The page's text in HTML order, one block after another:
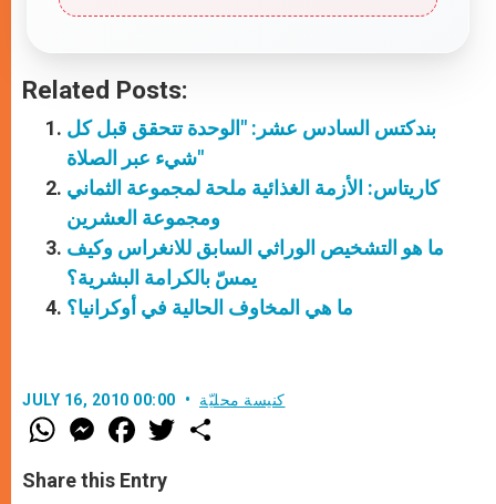
Related Posts:
بندكتس السادس عشر: "الوحدة تتحقق قبل كل
شيء عبر الصلاة"
كاريتاس: الأزمة الغذائية ملحة لمجموعة الثماني
ومجموعة العشرين
ما هو التشخيص الوراثي السابق للانغراس وكيف
يمسّ بالكرامة البشرية؟
ما هي المخاوف الحالية في أوكرانيا؟
JULY 16, 2010 00:00 كنيسة محليّة
W
h
t
s
M
e
s
e
F
a
e
b
w
Share this Entry